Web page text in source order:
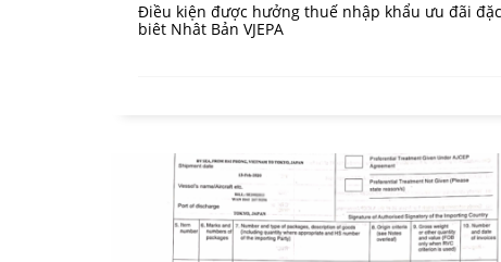
Điều kiện được hưởng thuế nhập khẩu ưu đãi đặc
biêt Nhât Bản VJEPA